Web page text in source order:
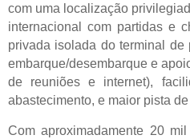
com uma localização
internacional com partidas e
privada isolada do terminal de
embarque/desembarque e
de reuniões e internet),
abastecimento, e maior pista
Com aproximadamente 20